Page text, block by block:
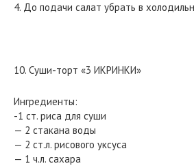
4. До подачи салат убрать в
10. Суши-торт «3 ИКРИНКИ»
Ингредиенты:
-1 ст. риса для суши
— 2 стакана воды
— 2 ст.л. рисового уксуса
— 1 ч.л. сахара